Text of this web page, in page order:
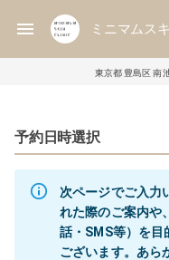
ミニマムス
東京都 豊島区 南
予約日時選択
次ページでご入力
れた際のご案内や
話・SMS等）を目
ございます。あら